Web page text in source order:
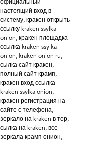
официальный
настоящий вход в
систему, кракен открыть
ссылку kraken ssylka
onion, кракен площадка
ссылка kraken ssylka
onion, kraken onion ru,
сылка сайт кракен,
полный сайт крамп,
кракен вход ссылка
kraken ssylka onion,
кракен регистрация на
сайте с телефона,
зеркало на kraken в тор,
сылка на kraken, все
зеркала крамп онион,